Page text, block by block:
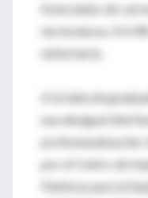
licenciados de
tecnicaturas. El
enfermería.
A la falta de
una desigual
profesionalización.
por el Centro de
Públicas para la